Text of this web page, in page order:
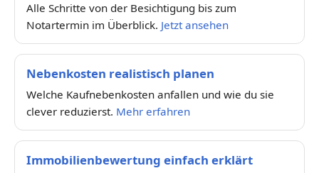
Alle Schritte von der Besichtigung bis zum
Notartermin im Überblick. Jetzt ansehen
Nebenkosten realistisch planen
Welche Kaufnebenkosten anfallen und wie du sie
clever reduzierst. Mehr erfahren
Immobilienbewertung einfach erklärt